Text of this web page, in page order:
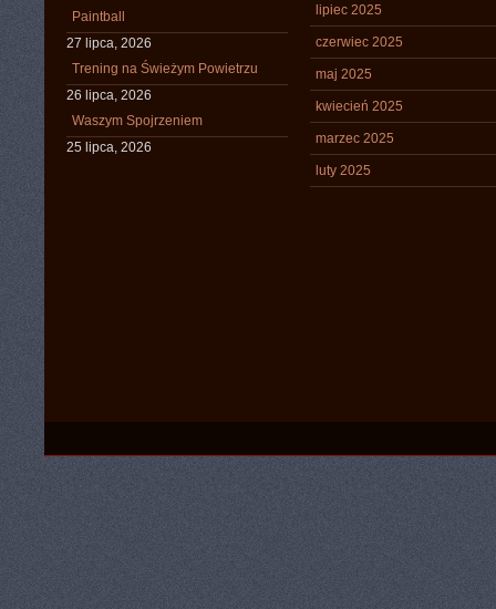
Paintball
27 lipca, 2026
Trening na Świeżym Powietrzu
26 lipca, 2026
Waszym Spojrzeniem
25 lipca, 2026
lipiec 2025
czerwiec 2025
maj 2025
kwiecień 2025
marzec 2025
luty 2025